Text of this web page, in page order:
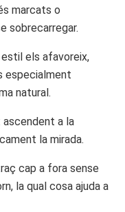
marcats o
sobrecarregar.
els afavoreix,
especialment
natural.
a la
la mirada.
cap a fora sense
la qual cosa ajuda a